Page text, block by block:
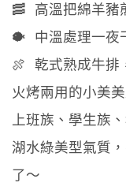
🥓 高溫把綿羊豬
🐡 中溫處理一夜
🍖 乾式熟成牛排
火烤兩用的小美
上班族、學生族
湖水綠美型氣質
了～